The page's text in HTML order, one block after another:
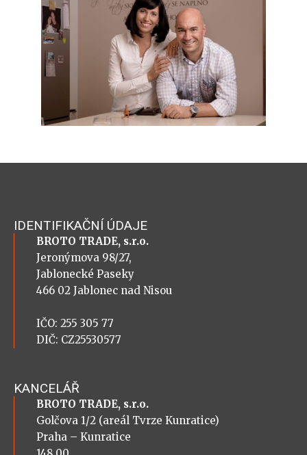
IDENTIFIKAČNÍ ÚDAJE
BROTO TRADE, s.r.o.
Jeronýmova 98/27,
Jablonecké Paseky
466 02 Jablonec nad Nisou
IČO: 255 305 77
DIČ: CZ25530577
KANCELÁŘ
BROTO TRADE, s.r.o.
Golčova 1/2 (areál Tvrze Kunratice)
Praha – Kunratice